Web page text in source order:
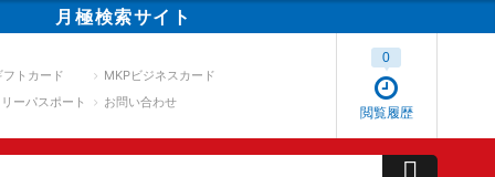
月極検索サイト
フトカード
MKPビジネスカード
ーパスポート
お問い合わせ
閲覧履歴
0